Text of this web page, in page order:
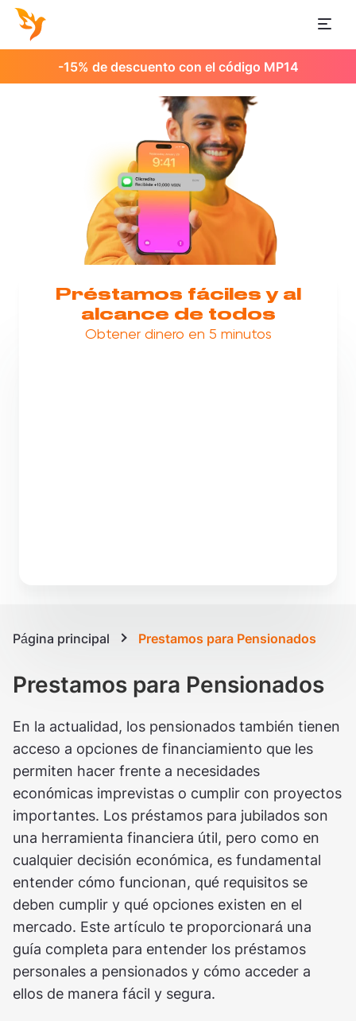
-15% de descuento con el código MP14
Préstamos fáciles y al
alcance de todos
Obtener dinero en 5 minutos
Página principal Prestamos para Pensionados
Prestamos para Pensionados
En la actualidad, los pensionados también tienen
acceso a opciones de financiamiento que les
permiten hacer frente a necesidades
económicas imprevistas o cumplir con proyectos
importantes. Los préstamos para jubilados son
una herramienta financiera útil, pero como en
cualquier decisión económica, es fundamental
entender cómo funcionan, qué requisitos se
deben cumplir y qué opciones existen en el
mercado. Este artículo te proporcionará una
guía completa para entender los préstamos
personales a pensionados y cómo acceder a
ellos de manera fácil y segura.